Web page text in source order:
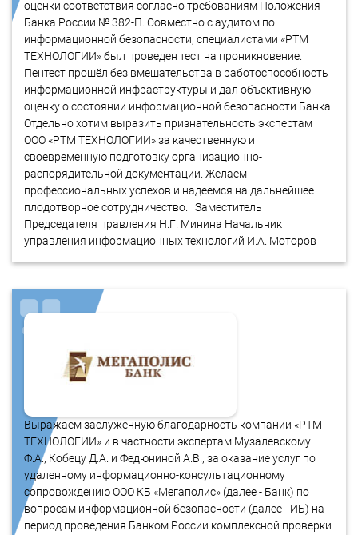
оценки соответствия согласно требованиям Положения
Банка России № 382-П. Совместно с аудитом по
информационной безопасности, специалистами «РТМ
ТЕХНОЛОГИИ» был проведен тест на проникновение.
Пентест прошёл без вмешательства в работоспособность
информационной инфраструктуры и дал объективную
оценку о состоянии информационной безопасности Банка.
Отдельно хотим выразить признательность экспертам
ООО «РТМ ТЕХНОЛОГИИ» за качественную и
своевременную подготовку организационно-
распорядительной документации. Желаем
профессиональных успехов и надеемся на дальнейшее
плодотворное сотрудничество. Заместитель
Председателя правления Н.Г. Минина Начальник
управления информационных технологий И.А. Моторов
Выражаем заслуженную благодарность компании «РТМ
ТЕХНОЛОГИИ» и в частности экспертам Музалевскому
Ф.А., Кобецу Д.А. и Федюниной А.В., за оказание услуг по
удаленному информационно-консультационному
сопровождению ООО КБ «Мегаполис» (далее - Банк) по
вопросам информационной безопасности (далее - ИБ) на
период проведения Банком России комплексной проверки